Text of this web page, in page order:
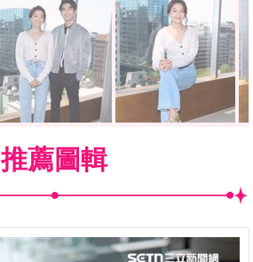
推薦圖輯